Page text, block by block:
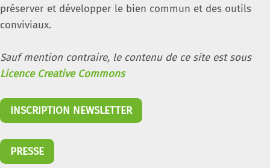
préserver et développer le bien commun et des outils
conviviaux.
Sauf mention contraire, le contenu de ce site est sous
Licence Creative Commons
INSCRIPTION NEWSLETTER
PRESSE